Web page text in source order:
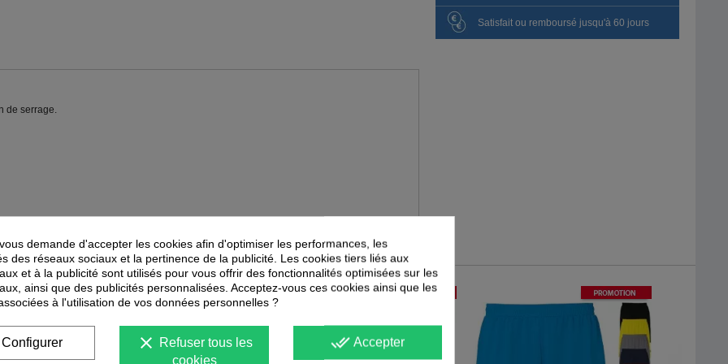
de serrage.
Satisfait ou remboursé jusqu'à 60 jours
ÉGALEMENT VOUS INTÉRESSER
-50% PROMOTION
- 40% PROMOTION
-30 PROMOTION
-30%
demande d'accepter les cookies afin d'optimiser les performances, les
des réseaux sociaux et la pertinence de la publicité. Les cookies tiers liés aux
et à la publicité sont utilisés pour vous offrir des fonctionnalités optimisées sur les
ainsi que des publicités personnalisées. Acceptez-vous ces cookies ainsi que les
à l'utilisation de vos données personnelles ?
done_all Accepter
clear Refuser tous les
cookies
Configurer